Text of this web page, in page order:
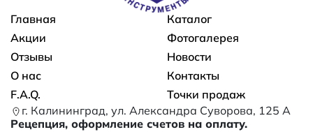
Основная навигация
Главная
Каталог
Акции
Фотогалерея
Отзывы
Новости
О нас
Контакты
F.A.Q.
Точки продаж
г. Калининград, ул. Александра Суворова, 125 А
Рецепция, оформление счетов на оплату.